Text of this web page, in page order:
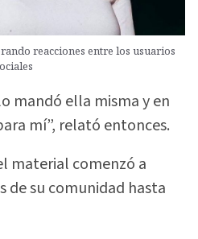
reacciones entre los usuarios
mandó ella misma y en
mí”, relató entonces.
material comenzó a
de su comunidad hasta